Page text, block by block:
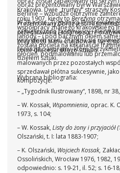
obraz prezentowany był w
Berlinie – wzbudził olbrzymie
W 38 n-rze „Tygodnika
zamieszczono fascynujący i
wszystkich scen. Znalazła się
recenzja panoramy, którą
dziełem sztuki.
Krakowa. Dwie „trumny“ straszyły
roku 1907, kiedy toBerezyna
współpracy znanego krakowskiego
Jahody – i pod bacznym okiem
została pocięta na kilkanaście
płócien, podmalowaniu lub
malowanych przez pozostałych
sprzedawał płótna sukcesywnie,
kompozycje.
Prezentowany obraz jest
przedstawiałaEscadron sacréoraz
przy stogu siana znajdowała się
konie dla cesarskiego sztabu.
Wybrana bibliografia:
– „Tygodnik Ilustrowany“, 1898, nr
– W. Kossak, Wspomnienia, oprac. K.
1973, s. 104;
– W. Kossak, Listy do żony i przyjaciół
Olszański, t. I: lata 1883-1907;
– K. Olszański, Wojciech Kossak,
Ossolińskich, Wrocław 1976, 1982,
odpowiednio: s. 19-21, il. 52; s. 16-